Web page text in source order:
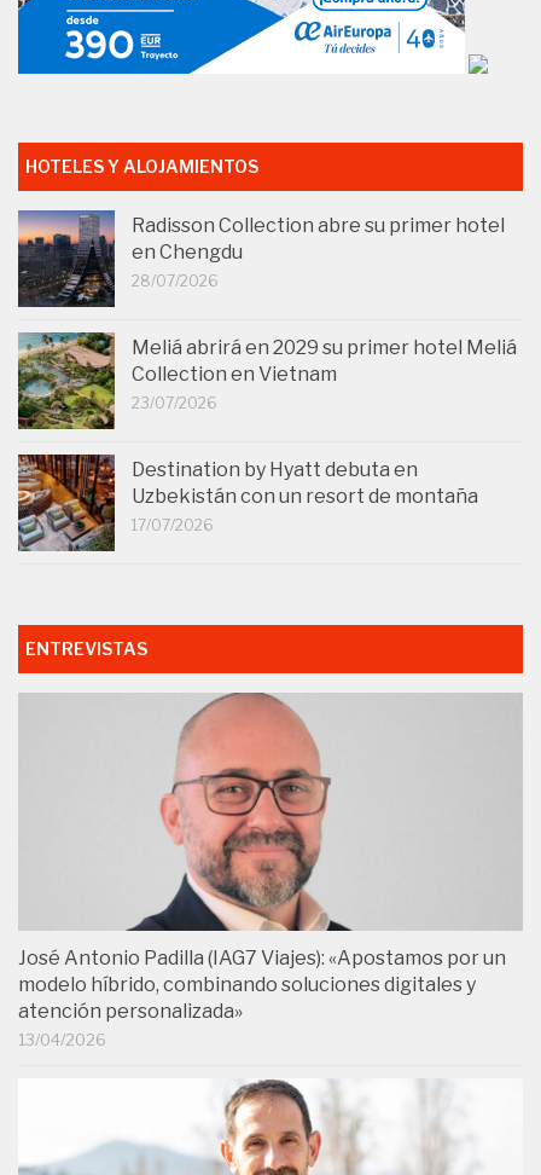
HOTELES Y ALOJAMIENTOS
Radisson Collection abre su primer hotel
en Chengdu
28/07/2026
Meliá abrirá en 2029 su primer hotel Meliá
Collection en Vietnam
23/07/2026
Destination by Hyatt debuta en
Uzbekistán con un resort de montaña
17/07/2026
ENTREVISTAS
José Antonio Padilla (IAG7 Viajes): «Apostamos por un
modelo híbrido, combinando soluciones digitales y
atención personalizada»
13/04/2026